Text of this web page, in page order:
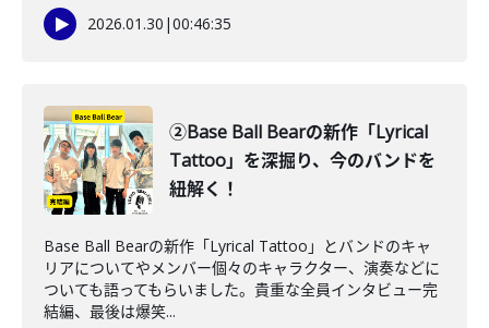
2026.01.30 |00:46:35
②Base Ball Bearの新作「Lyrical
Tattoo」を深掘り、今のバンドを
紐解く！
Base Ball Bearの新作「Lyrical Tattoo」とバンドのキャ
リアについてやメンバー個々のキャラクター、演奏などに
ついても語ってもらいました。貴重な全員インタビュー完
結編、最後は爆笑...